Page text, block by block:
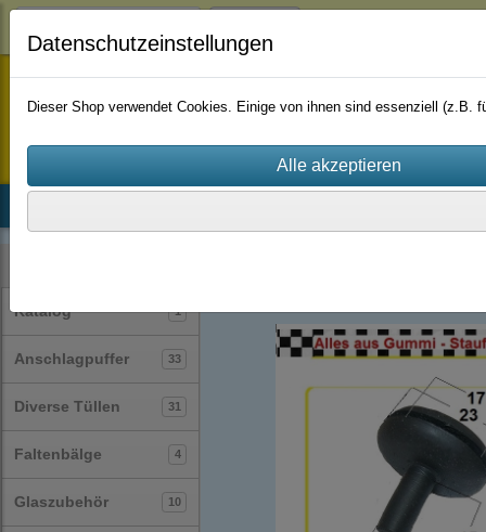
staufenbiel-berlin
Katalog 1
Anschlagpuffer 33
Diverse Tüllen 31
Faltenbälge 4
Glaszubehör 10
Datenschutzeinstellungen
Dieser Shop verwendet Cookies. Einige von ihnen sind essenziell (z.B.